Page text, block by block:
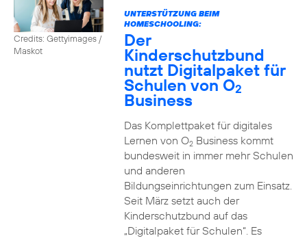
Credits: Gettyimages /
Maskot
UNTERSTÜTZUNG BEIM
HOMESCHOOLING:
Der
Kinderschutzbund
nutzt Digitalpaket für
Schulen von O2
Business
Das Komplettpaket für digitales
Lernen von O2Business kommt
bundesweit in immer mehr Schulen
und anderen
Bildungseinrichtungen zum Einsatz.
Seit März setzt auch der
Kinderschutzbund auf das
„Digitalpaket für Schulen“. Es